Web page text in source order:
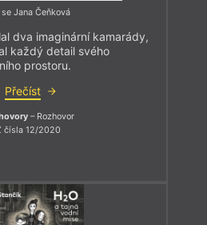
se Jana Čeňková
dva imaginární kamarády,
každý detail svého
prostoru.
Přečíst
– Rozhovor
čísla 12/2020